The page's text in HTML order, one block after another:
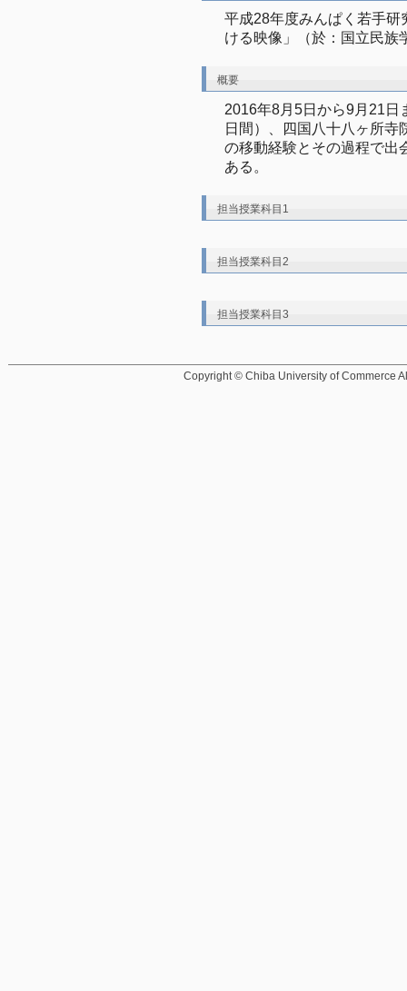
平成28年度みんぱく若手
ける映像」（於：国立民族
概要
2016年8月5日から9月21日
日間）、四国八十八ヶ所寺
の移動経験とその過程で出
ある。
担当授業科目1
担当授業科目2
担当授業科目3